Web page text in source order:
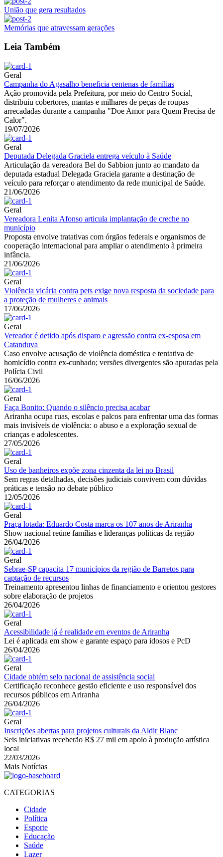
União que gera resultados
Memórias que atravessam gerações
Leia Também
Geral
Campanha do Agasalho beneficia centenas de famílias
Ação promovida pela Prefeitura, por meio do Centro Social,
distribuiu cobertores, mantas e milhares de peças de roupas
arrecadadas durante a campanha "Doe Amor para Quem Precisa de
Calor".
19/07/2026
Geral
Deputada Delegada Graciela entrega veículo à Saúde
Articulação da vereadora Bel do Sabbion junto ao mandato da
deputada estadual Delegada Graciela garante a destinação de
veículo para reforçar o atendimento da rede municipal de Saúde.
21/06/2026
Geral
Vereadora Lenita Afonso articula implantação de creche no
município
Proposta envolve tratativas com órgãos federais e organismos de
cooperação internacional para ampliar o atendimento à primeira
infância.
21/06/2026
Geral
Violência vicária contra pets exige nova resposta da sociedade para
a proteção de mulheres e animais
17/06/2026
Geral
Vereador é detido após disparo e agressão contra ex-esposa em
Catanduva
Caso envolve acusação de violência doméstica e tentativa de
homicídio contra ex-cunhado; versões divergentes são apuradas pela
Polícia Civil
16/06/2026
Geral
Faça Bonito: Quando o silêncio precisa acabar
Ariranha ocupa ruas, escolas e palcos para enfrentar uma das formas
mais invisíveis de violência: o abuso e a exploração sexual de
crianças e adolescentes.
27/05/2026
Geral
Uso de banheiros expõe zona cinzenta da lei no Brasil
Sem regras detalhadas, decisões judiciais convivem com dúvidas
práticas e tensão no debate público
12/05/2026
Geral
Praça lotada: Eduardo Costa marca os 107 anos de Ariranha
Show nacional reúne famílias e lideranças políticas da região
26/04/2026
Geral
Sebrae-SP capacita 17 municípios da região de Barretos para
captação de recursos
Treinamento apresentou linhas de financiamento e orientou gestores
sobre elaboração de projetos
26/04/2026
Geral
Acessibilidade já é realidade em eventos de Ariranha
Lei é aplicada em show e garante espaço para idosos e PcD
26/04/2026
Geral
Cidade obtém selo nacional de assistência social
Certificação reconhece gestão eficiente e uso responsável dos
recursos públicos em Ariranha
26/04/2026
Geral
Inscrições abertas para projetos culturais da Aldir Blanc
Seis iniciativas receberão R$ 27 mil em apoio à produção artística
local
22/03/2026
Mais Notícias
CATEGORIAS
Cidade
Política
Esporte
Educação
Saúde
Lazer